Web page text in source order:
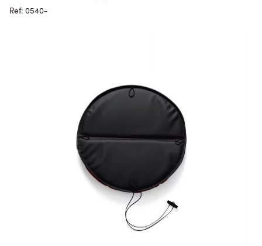
Ref: 0540-